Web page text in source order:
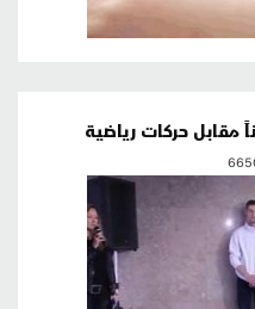
مقابل حركات رياضية